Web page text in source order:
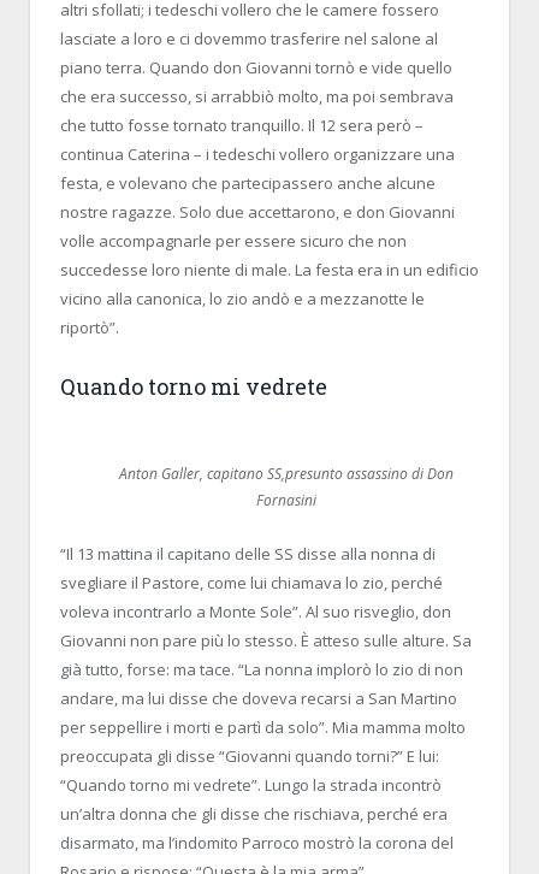
altri sfollati; i tedeschi vollero che le camere fossero
lasciate a loro e ci dovemmo trasferire nel salone al
piano terra. Quando don Giovanni tornò e vide quello
che era successo, si arrabbiò molto, ma poi sembrava
che tutto fosse tornato tranquillo. Il 12 sera però –
continua Caterina – i tedeschi vollero organizzare una
festa, e volevano che partecipassero anche alcune
nostre ragazze. Solo due accettarono, e don Giovanni
volle accompagnarle per essere sicuro che non
succedesse loro niente di male. La festa era in un edificio
vicino alla canonica, lo zio andò e a mezzanotte le
riportò”.
Quando torno mi vedrete
Anton Galler, capitano SS,presunto assassino di Don
Fornasini
“Il 13 mattina il capitano delle SS disse alla nonna di
svegliare il Pastore, come lui chiamava lo zio, perché
voleva incontrarlo a Monte Sole”. Al suo risveglio, don
Giovanni non pare più lo stesso. È atteso sulle alture. Sa
già tutto, forse: ma tace. “La nonna implorò lo zio di non
andare, ma lui disse che doveva recarsi a San Martino
per seppellire i morti e partì da solo”. Mia mamma molto
preoccupata gli disse “Giovanni quando torni?” E lui:
“Quando torno mi vedrete”. Lungo la strada incontrò
un’altra donna che gli disse che rischiava, perché era
disarmato, ma l’indomito Parroco mostrò la corona del